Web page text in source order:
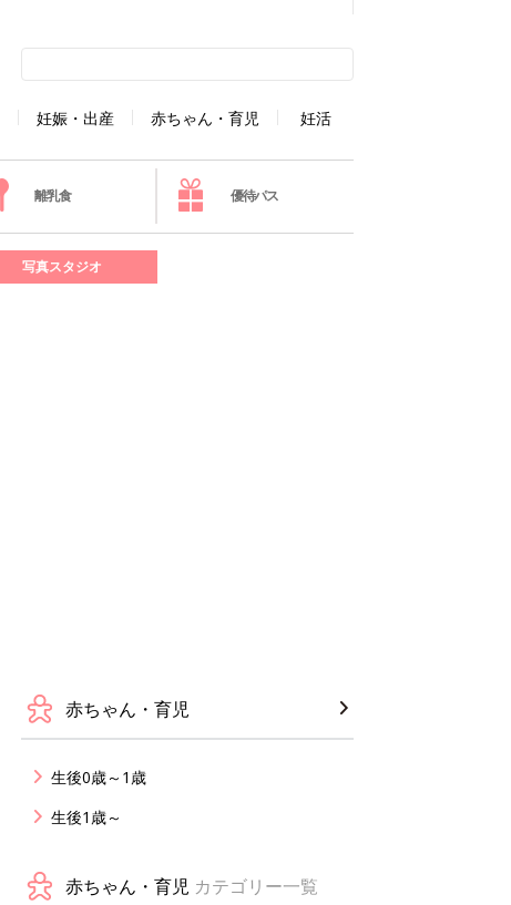
妊娠・出産 赤ちゃん・育児 妊活
離乳食 優待パス
写真スタジオ
赤ちゃん・育児
生後0歳～1歳
生後1歳～
赤ちゃん・育児 カテゴリー一覧